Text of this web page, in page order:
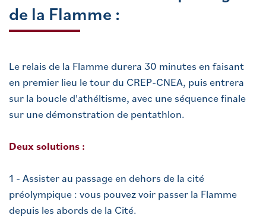
de la Flamme :
Le relais de la Flamme durera 30 minutes en faisant
en premier lieu le tour du CREP-CNEA, puis entrera
sur la boucle d'athéltisme, avec une séquence finale
sur une démonstration de pentathlon.
Deux solutions :
1 - Assister au passage en dehors de la cité
préolympique : vous pouvez voir passer la Flamme
depuis les abords de la Cité.